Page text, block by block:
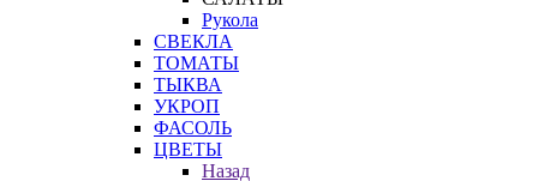
Рукола
СВЕКЛА
ТОМАТЫ
ТЫКВА
УКРОП
ФАСОЛЬ
ЦВЕТЫ
Назад